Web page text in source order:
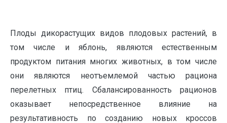
Плоды дикорастущих видов плодовых растений, в
том числе и яблонь, являются естественным
продуктом питания многих животных, в том числе
они являются неотъемлемой частью рациона
перелетных птиц. Сбалансированность рационов
оказывает непосредственное влияние на
результативность по созданию новых кроссов